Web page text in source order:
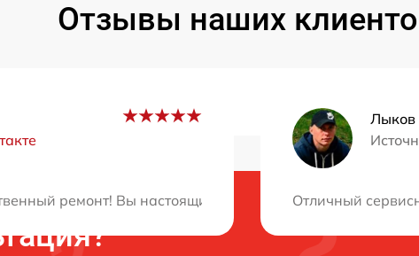
Отзывы наших
ремонт! Вы настоящие профессионалы, очень
Лыков
Отличный